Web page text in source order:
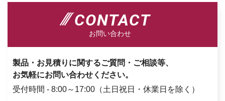
CONTACT
お問い合わせ
製品・お見積りに関するご質問・ご相談等、
お気軽にお問い合わせください。
受付時間 - 8:00～17:00（土日祝日・休業日を除く）